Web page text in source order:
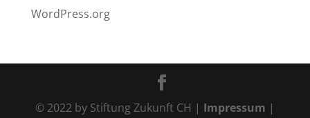
WordPress.org
© 2022 by Stiftung Zukunft CH | Impressum |